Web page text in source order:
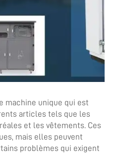
machine unique qui est
articles tels que les
et les vêtements. Ces
mais elles peuvent
problèmes qui exigent